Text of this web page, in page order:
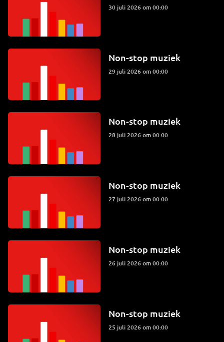
30 juli 2026 om 00:00
Non-stop muziek
29 juli 2026 om 00:00
Non-stop muziek
28 juli 2026 om 00:00
Non-stop muziek
27 juli 2026 om 00:00
Non-stop muziek
26 juli 2026 om 00:00
Non-stop muziek
25 juli 2026 om 00:00